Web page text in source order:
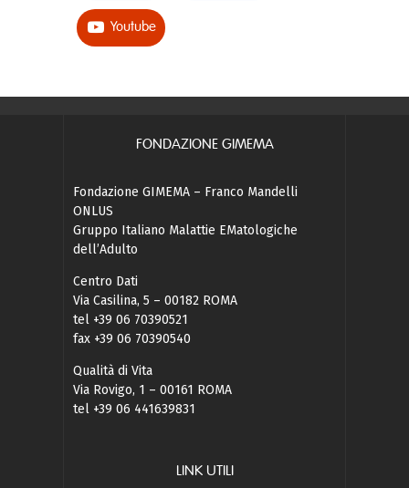
Youtube
FONDAZIONE GIMEMA
Fondazione GIMEMA – Franco Mandelli
ONLUS
Gruppo Italiano Malattie EMatologiche
dell’Adulto
Centro Dati
Via Casilina, 5 – 00182 ROMA
tel +39 06 70390521
fax +39 06 70390540
Qualità di Vita
Via Rovigo, 1 – 00161 ROMA
tel +39 06 441639831
LINK UTILI